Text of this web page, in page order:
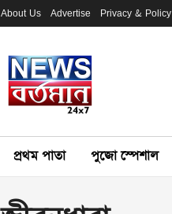
About Us Advertise Privacy & Policy
প্রথম পাতা পুজো স্পেশাল